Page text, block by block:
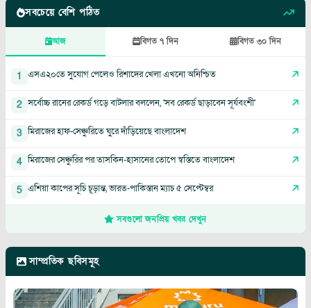
সবচেয়ে বেশি পঠিত
আজ বিগত ৭ দিন বিগত ৩০ দিন
1 এসএ২০তে সুযোগ পেলেও রিশাদের খেলা এখনো অনিশ্চিত
2 সর্বোচ্চ রানের রেকর্ড গড়ে বাটলার বললেন, 'সব রেকর্ড ছাড়াবেন সূর্যবংশী'
3 মিরাজের হাফ-সেঞ্চুরিতে ঘুরে দাঁড়িয়েছে বাংলাদেশ
4 মিরাজের সেঞ্চুরির পর তাসকিন-হাসানের তোপে স্বস্তিতে বাংলাদেশ
5 এশিয়া কাপের সূচি চূড়ান্ত, ভারত-পাকিস্তান ম্যাচ ৫ সেপ্টেম্বর
সবগুলো জনপ্রিয় খবর দেখুন
সাম্প্রতিক ছবিসমূহ